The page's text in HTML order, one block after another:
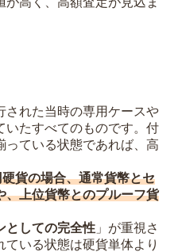
された当時の専用ケースや
いたすべてのものです。付
っている状態であれば、高
貨の場合、通常貨幣とセ
、上位貨幣とのプルーフ貨
としての完全性 」が重視さ
いる状態は硬貨単体より